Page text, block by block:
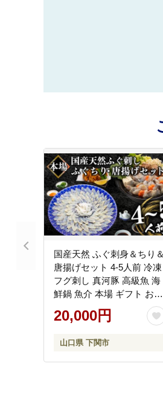
国産天然 ふぐ刺身＆ちり＆
唐揚げセット 4-5人前 冷凍
フグ刺し 真河豚 高級魚 海
鮮鍋 魚介 本場 ギフト お祝
い 下関市 山口県
20,000円
山口県 下関市